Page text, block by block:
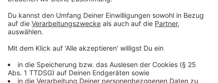
Corneliusplatz ist im Moment autofrei
Anzeige
Im Moment ist der Corneliusplatz auch nicht für Autos
befahrbar. Während des Vorweihnachtsgeschäftes
sind dort dieWinterweltmit Eisbahn und die